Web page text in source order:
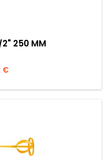
2" 250 MM
€